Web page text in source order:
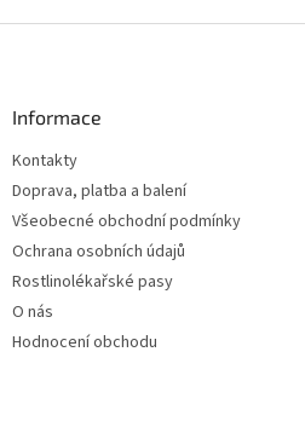
Informace
Kontakty
Doprava, platba a balení
Všeobecné obchodní podmínky
Ochrana osobních údajů
Rostlinolékařské pasy
O nás
Hodnocení obchodu